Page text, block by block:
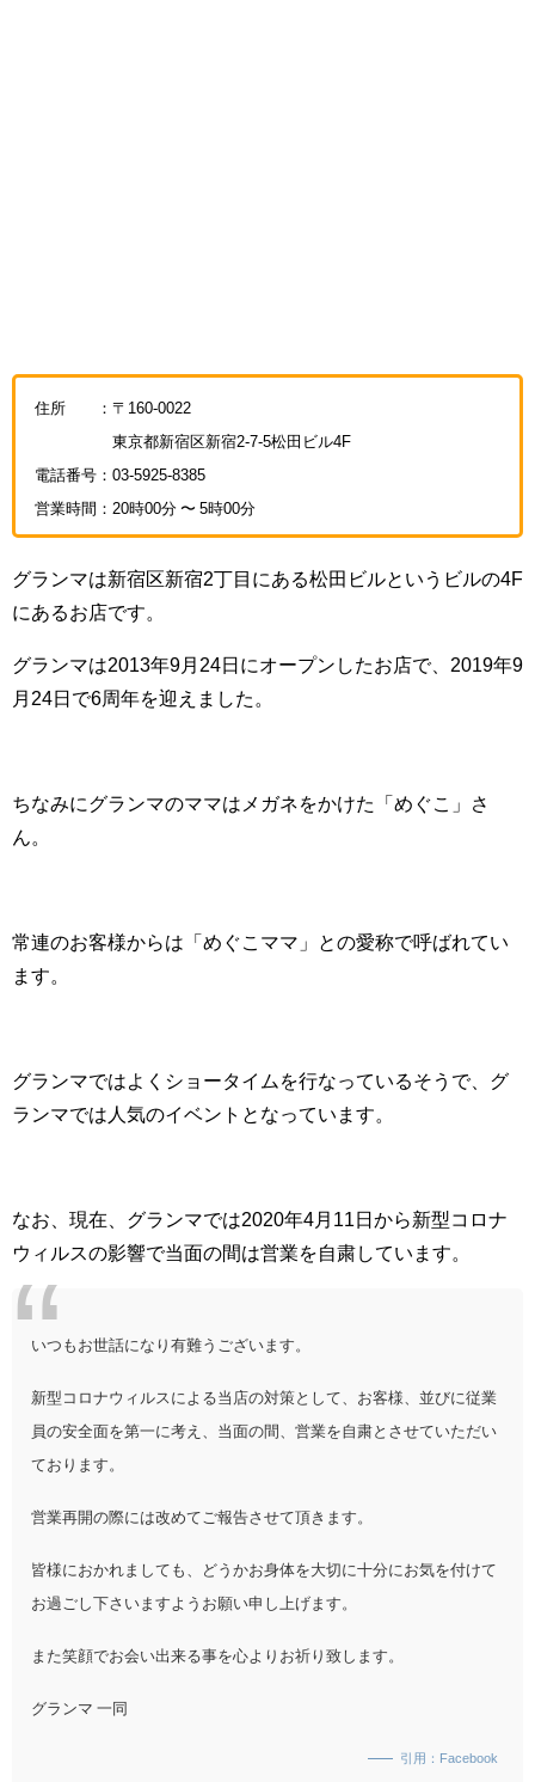
住所 ：〒160-0022
東京都新宿区新宿2-7-5松田ビル4F
電話番号：03-5925-8385
営業時間：20時00分 〜 5時00分
グランマは新宿区新宿2丁目にある松田ビルというビルの4F
にあるお店です。
グランマは2013年9月24日にオープンしたお店で、2019年9
月24日で6周年を迎えました。
ちなみにグランマのママはメガネをかけた「めぐこ」さ
ん。
常連のお客様からは「めぐこママ」との愛称で呼ばれてい
ます。
グランマではよくショータイムを行なっているそうで、グ
ランマでは人気のイベントとなっています。
なお、現在、グランマでは2020年4月11日から新型コロナ
ウィルスの影響で当面の間は営業を自粛しています。
いつもお世話になり有難うございます。
新型コロナウィルスによる当店の対策として、お客様、並びに従業
員の安全面を第一に考え、当面の間、営業を自粛とさせていただい
ております。
営業再開の際には改めてご報告させて頂きます。
皆様におかれましても、どうかお身体を大切に十分にお気を付けて
お過ごし下さいますようお願い申し上げます。
また笑顔でお会い出来る事を心よりお祈り致します。
グランマ 一同
引用：Facebook